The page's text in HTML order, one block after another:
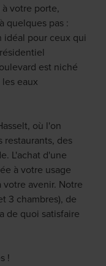
votre porte,
quelques pas :
idéal pour ceux qui
est niché
eaux
où l'on
restaurants, des
L'achat d'une
à votre usage
avenir. Notre
3 chambres), de
de quoi satisfaire
!